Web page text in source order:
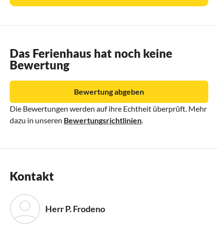
Das Ferienhaus hat noch keine
Bewertung
Die Bewertungen werden auf ihre Echtheit überprüft. Mehr
dazu in unseren Bewertungsrichtlinien
Bewertung abgeben
Kontakt
Herr P. Frodeno